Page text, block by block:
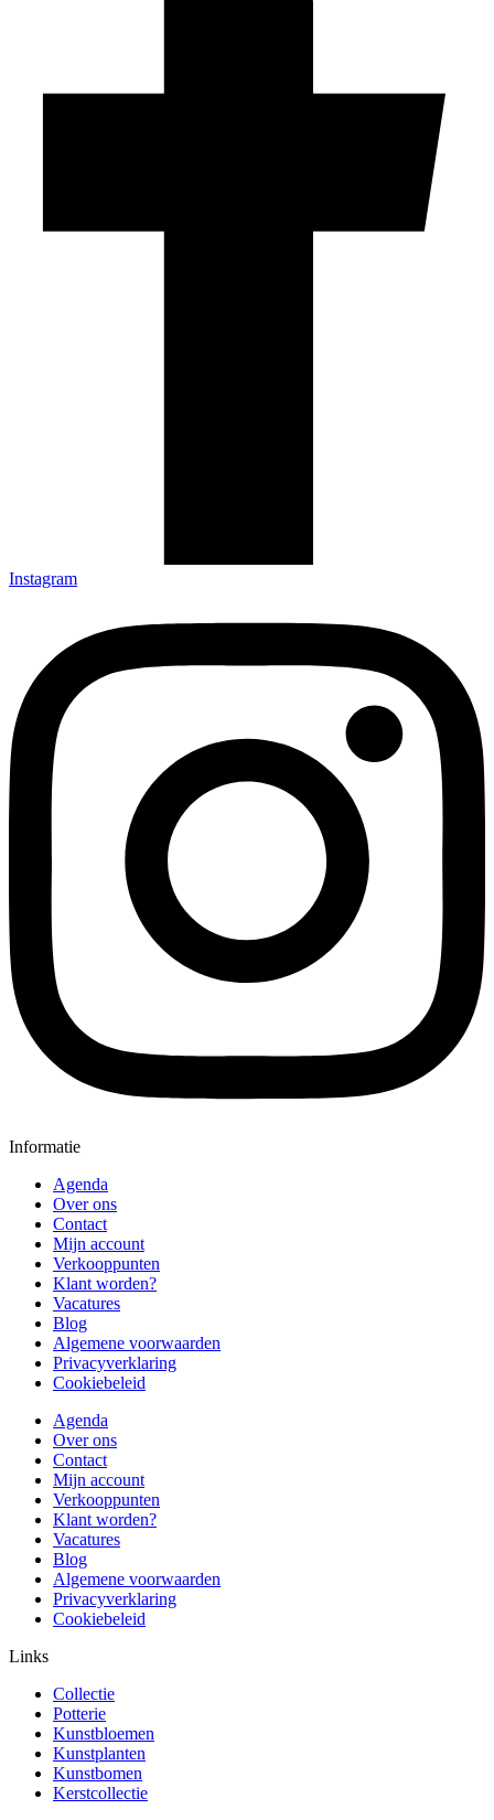
Instagram
Informatie
Agenda
Over ons
Contact
Mijn account
Verkooppunten
Klant worden?
Vacatures
Blog
Algemene voorwaarden
Privacyverklaring
Cookiebeleid
Agenda
Over ons
Contact
Mijn account
Verkooppunten
Klant worden?
Vacatures
Blog
Algemene voorwaarden
Privacyverklaring
Cookiebeleid
Links
Collectie
Potterie
Kunstbloemen
Kunstplanten
Kunstbomen
Kerstcollectie